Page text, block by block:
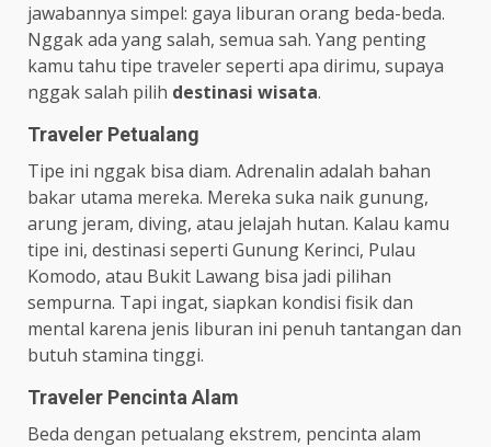
jawabannya simpel: gaya liburan orang beda-beda.
Nggak ada yang salah, semua sah. Yang penting
kamu tahu tipe traveler seperti apa dirimu, supaya
nggak salah pilih destinasi wisata.
Traveler Petualang
Tipe ini nggak bisa diam. Adrenalin adalah bahan
bakar utama mereka. Mereka suka naik gunung,
arung jeram, diving, atau jelajah hutan. Kalau kamu
tipe ini, destinasi seperti Gunung Kerinci, Pulau
Komodo, atau Bukit Lawang bisa jadi pilihan
sempurna. Tapi ingat, siapkan kondisi fisik dan
mental karena jenis liburan ini penuh tantangan dan
butuh stamina tinggi.
Traveler Pencinta Alam
Beda dengan petualang ekstrem, pencinta alam